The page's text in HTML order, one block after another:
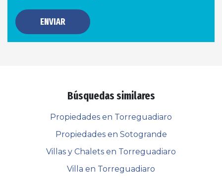
ENVIAR
Búsquedas similares
Propiedades en Torreguadiaro
Propiedades en Sotogrande
Villas y Chalets en Torreguadiaro
Villa en Torreguadiaro